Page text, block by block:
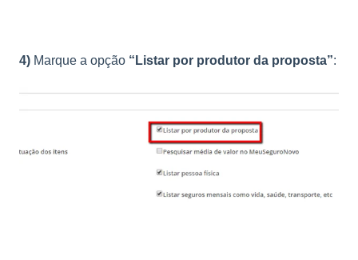
4) Marque a opção “Listar por produtor da proposta”: